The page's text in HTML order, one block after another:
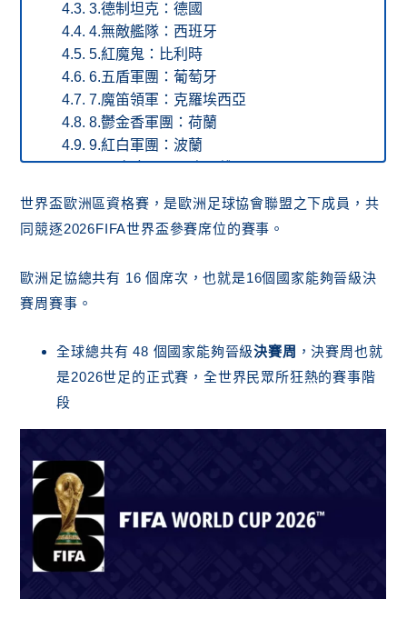
3.德制坦克：德國
4.無敵艦隊：西班牙
5.紅魔鬼：比利時
6.五盾軍團：葡萄牙
7.魔笛領軍：克羅埃西亞
8.鬱金香軍團：荷蘭
9.紅白軍團：波蘭
10.白鷹軍團：塞爾維亞
12.軍刀十字軍團：瑞士
13.紅龍軍團：威爾斯
2026世足資格賽其他賽區
如何線上投注世界盃與觀看世界盃歐洲區資格賽
結論：誰將率先挺進 2026 世界盃決賽圈？
世界盃歐洲區資格賽，是歐洲足球協會聯盟之下成員，共
同競逐2026FIFA世界盃參賽席位的賽事。
歐洲足協總共有 16 個席次，也就是16個國家能夠晉級決
賽周賽事。
全球總共有 48 個國家能夠晉級決賽周 ，決賽周也就
是2026世足的正式賽，全世界民眾所狂熱的賽事階
段